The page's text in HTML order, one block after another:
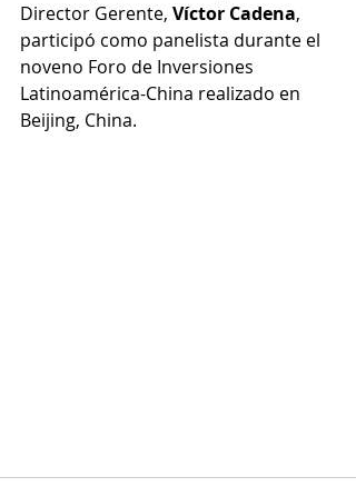
Director Gerente, Víctor Cadena,
participó como panelista durante el
noveno Foro de Inversiones
Latinoamérica-China realizado en
Beijing, China.